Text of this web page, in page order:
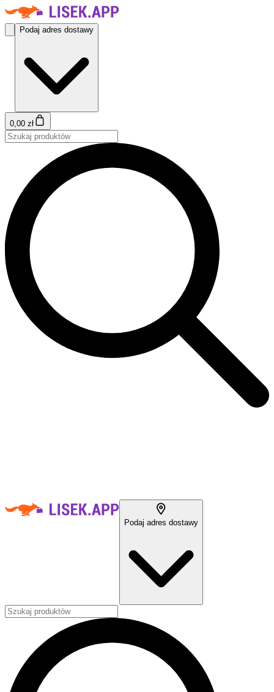
Podaj adres dostawy
0,00 zł
Podaj adres dostawy